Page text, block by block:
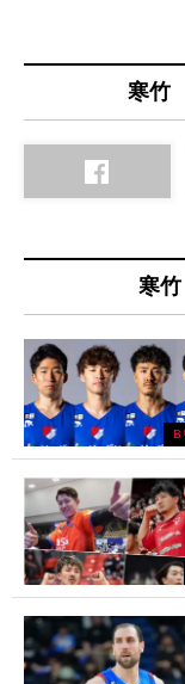
寒竹
寒
B